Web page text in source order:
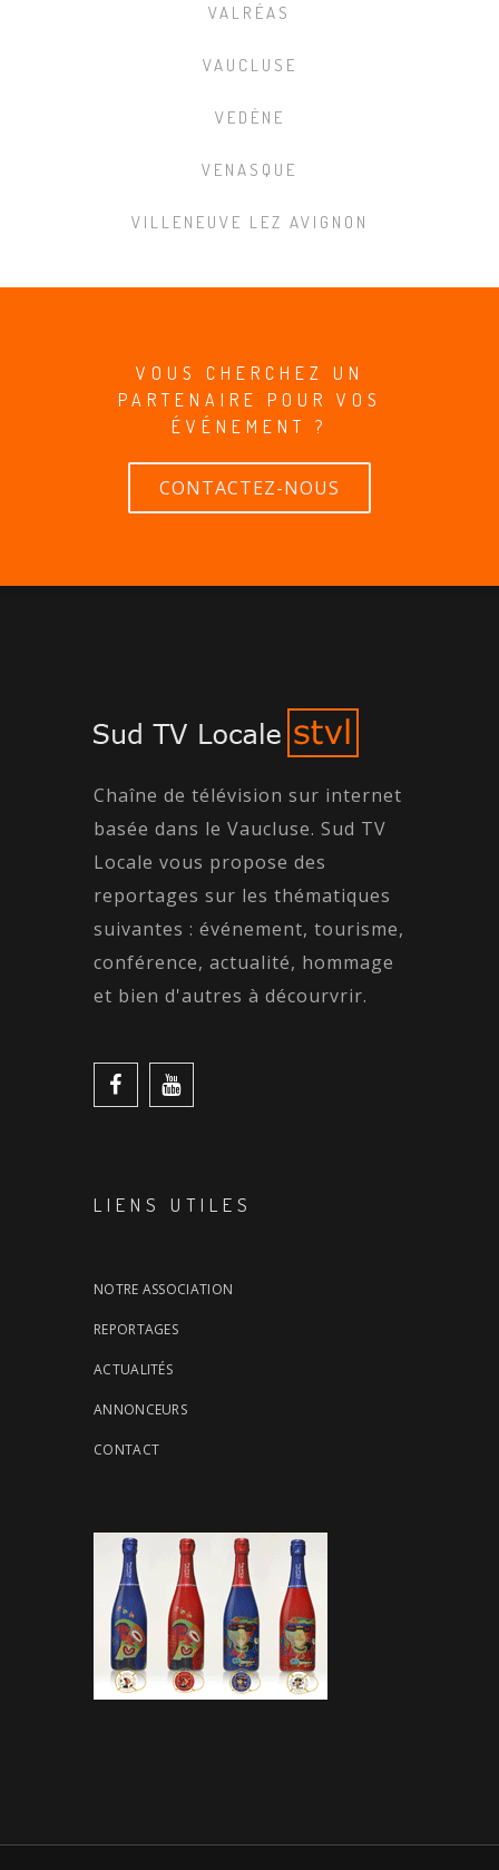
VALRÉAS
VAUCLUSE
VEDÈNE
VENASQUE
VILLENEUVE LEZ AVIGNON
VOUS CHERCHEZ UN
PARTENAIRE POUR VOS
ÉVÉNEMENT ?
CONTACTEZ-NOUS
Chaîne de télévision sur internet
basée dans le Vaucluse. Sud TV
Locale vous propose des
reportages sur les thématiques
suivantes : événement, tourisme,
conférence, actualité, hommage
et bien d'autres à décourvrir.
LIENS UTILES
NOTRE ASSOCIATION
REPORTAGES
ACTUALITÉS
ANNONCEURS
CONTACT